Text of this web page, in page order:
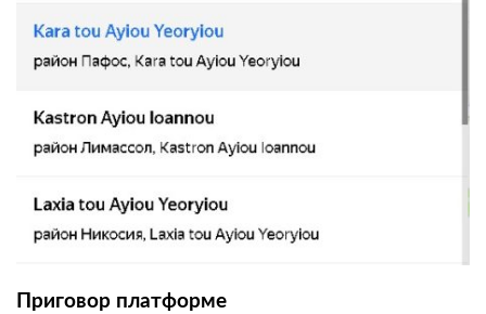
Приговор платформе